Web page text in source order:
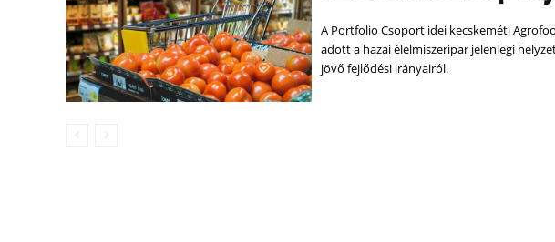
A Portfolio Csoport idei kecskeméti
adott a hazai élelmiszeripar jelenlegi
jövő fejlődési irányairól.